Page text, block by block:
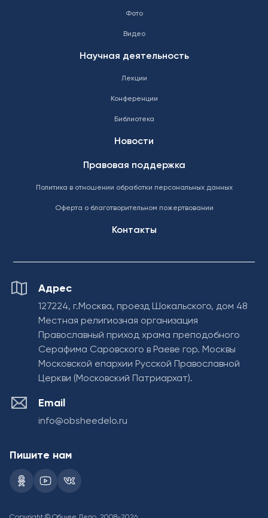
Фото
Видео
Научная деятельность
Лекции
Конференции
Библиотека
Новости
Правовая поддержка
Политика в отношении обработки персональных данных
Оферта о благотворительном пожертвовании
Контакты
Адрес
127224, г.Москва, проезд Шокальского, дом 48
Местная религиозная организация
Православный приход храма преподобного
Серафима Саровского в Раеве гор. Москвы
Московской епархии Русской Православной
Церкви (Московский Патриархат).
Email
info@obsheedelo.ru
Пишите нам